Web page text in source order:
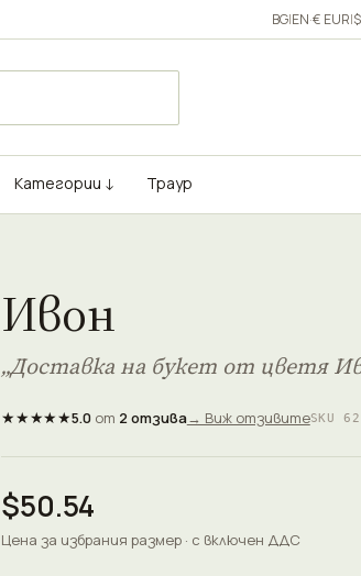
BG|EN·€ EUR|
Категории ↓ Траур
Ивон
„Доставка на букет от цветя
★★★★★5.0от 2 отзива→ Виж отзивитеSKU
$50.54
Цена за избрания размер · с включен ДДС